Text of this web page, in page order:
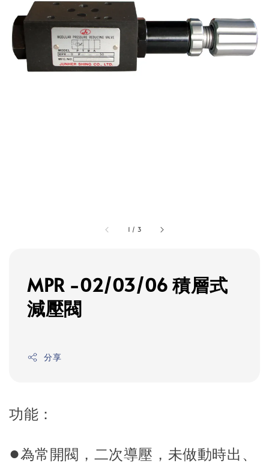
1 / 3
MPR -02/03/06 積層式
減壓閥
分享
功能：
●為常開閥，二次導壓，未做動時出、